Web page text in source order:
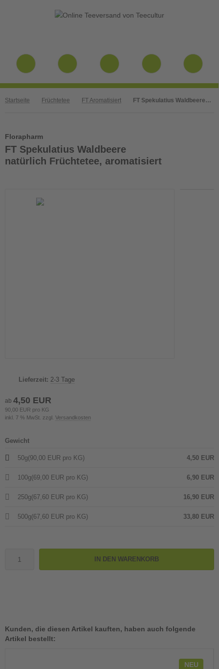
Startseite Früchtetee FT Aromatisiert FT Spekulatius Waldbeere natürlich Früchtetee, aromatisiert
Florapharm
FT Spekulatius Waldbeere
natürlich Früchtetee, aromatisiert
Lieferzeit: 2-3 Tage
ab 4,50 EUR
90,00 EUR pro KG
inkl. 7 % MwSt. zzgl. Versandkosten
Gewicht
50g(90,00 EUR pro KG) 4,50 EUR
100g(69,00 EUR pro KG) 6,90 EUR
250g(67,60 EUR pro KG) 16,90 EUR
500g(67,60 EUR pro KG) 33,80 EUR
IN DEN WARENKORB
Kunden, die diesen Artikel kauften, haben auch folgende
Artikel bestellt:
NEU